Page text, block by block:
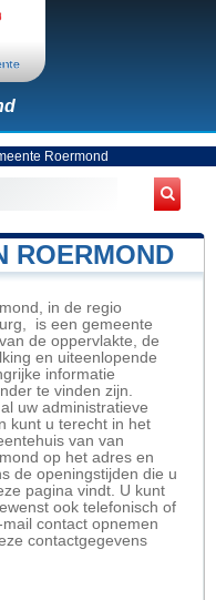
Roermond
ROERMOND
in de regio
is een gemeente
de oppervlakte, de
en uiteenlopende
informatie
te vinden zijn.
uw administratieve
kunt u terecht in het
van van
op het adres en
de openingstijden die u
pagina vindt. U kunt
ook telefonisch of
contact opnemen
contactgegevens